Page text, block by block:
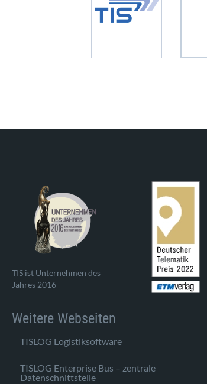
TIS ist Unternehmen des
Jahres 2016
Weitere Webseiten
TISLOG Logistiksoftware
TISLOG Enterprise Bus – zentrale
Datenschnittstelle